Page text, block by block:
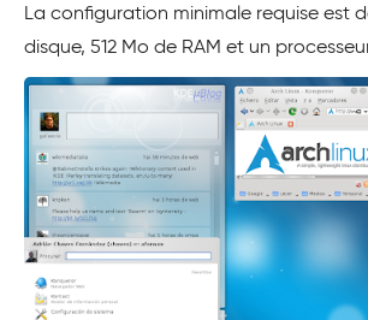
La configuration minimale requise est
disque, 512 Mo de RAM et un